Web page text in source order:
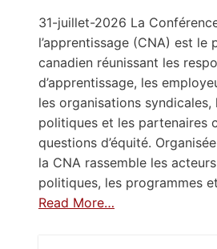
31-juillet-2026 La
l’apprentissage (CNA) est le
canadien réunissant les
d’apprentissage, les
les organisations syndicales,
politiques et les partenaires
questions d’équité.
la CNA rassemble les
politiques, les programmes
Read More…